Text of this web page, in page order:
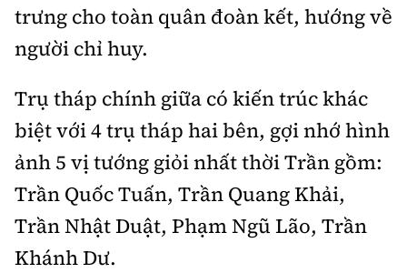
trưng cho toàn quân đoàn kết, hướng về
người chỉ huy.
Trụ tháp chính giữa có kiến trúc khác
biệt với 4 trụ tháp hai bên, gợi nhớ hình
ảnh 5 vị tướng giỏi nhất thời Trần gồm:
Trần Quốc Tuấn, Trần Quang Khải,
Trần Nhật Duật, Phạm Ngũ Lão, Trần
Khánh Dư.